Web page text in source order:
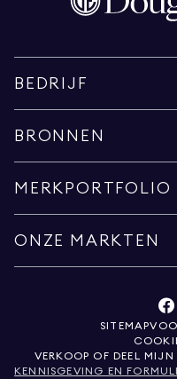
BEDRIJF
BRONNEN
MERKPORTFOLIO
ONZE MARKTEN
SITEMAP
VERKOOP OF DEEL
KENNISGEVING EN